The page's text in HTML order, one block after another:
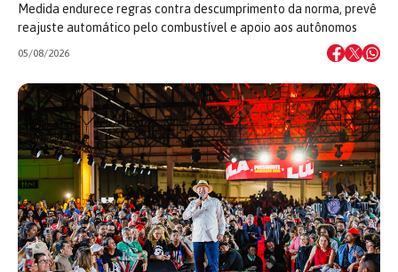
Medida endurece regras contra descumprimento da norma, prevê
reajuste automático pelo combustível e apoio aos autônomos
05/08/2026